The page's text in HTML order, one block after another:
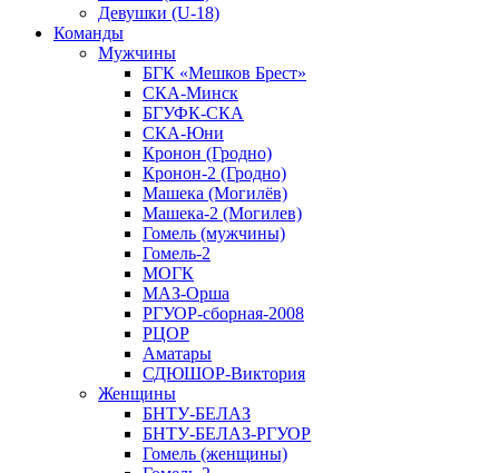
Девушки (U-18)
Команды
Мужчины
БГК «Мешков Брест»
СКА-Минск
БГУФК-СКА
СКА-Юни
Кронон (Гродно)
Кронон-2 (Гродно)
Машека (Могилёв)
Машека-2 (Могилев)
Гомель (мужчины)
Гомель-2
МОГК
МАЗ-Орша
РГУОР-сборная-2008
РЦОР
Аматары
СДЮШОР-Виктория
Женщины
БНТУ-БЕЛАЗ
БНТУ-БЕЛАЗ-РГУОР
Гомель (женщины)